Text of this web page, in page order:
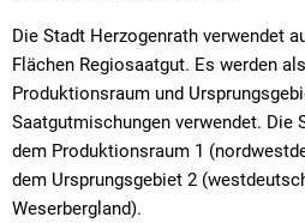
Die Stadt Herzogenrath verwendet
Flächen Regiosaatgut. Es werden
Produktionsraum und
Saatgutmischungen verwendet. Die
dem Produktionsraum 1
dem Ursprungsgebiet 2
Weserbergland).